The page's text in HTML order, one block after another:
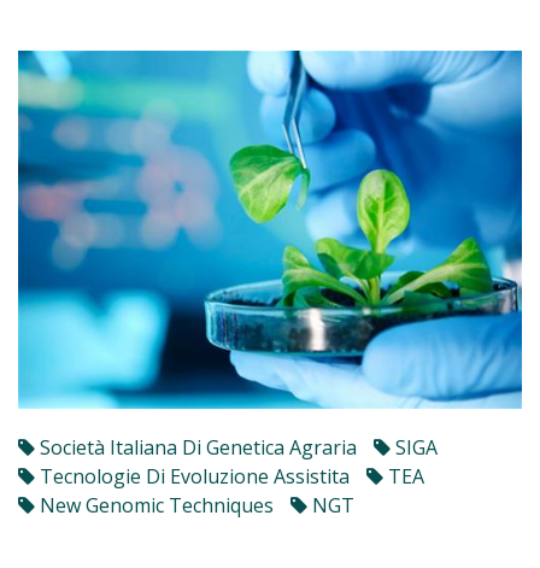
Società Italiana Di Genetica Agraria
SIGA
Tecnologie Di Evoluzione Assistita
TEA
New Genomic Techniques
NGT